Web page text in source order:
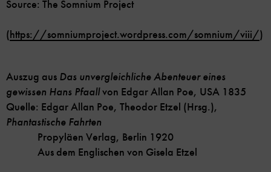
Source: The Somnium Project
(https://somniumproject.wordpress.com/somnium/viii/)
Auszug aus Das unvergleichliche Abenteuer eines
gewissen Hans Pfaallvon Edgar Allan Poe, USA 1835
Quelle: Edgar Allan Poe, Theodor Etzel (Hrsg.),
Phantastische Fahrten
Propyläen Verlag, Berlin 1920
Aus dem Englischen von Gisela Etzel